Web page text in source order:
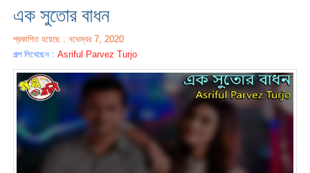
এক সুতোর বাধন
প্রকাশিত হয়েছে : নভেম্বর 7, 2020
গল্প লিখেছেন :Asriful Parvez Turjo